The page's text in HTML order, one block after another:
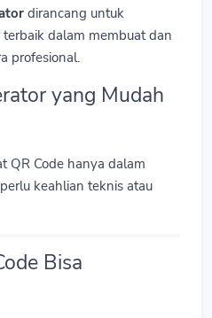
dirancang untuk
dalam membuat dan
profesional.
yang Mudah
QR Code hanya dalam
keahlian teknis atau
Bisa